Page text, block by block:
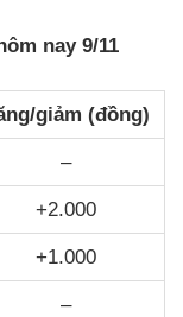
nay 9/11
giảm (đồng)
–
+2.000
+1.000
–